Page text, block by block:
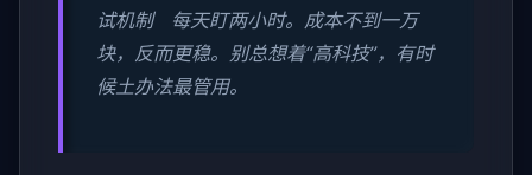
试机制 每天盯两小时。成本不到一万
块，反而更稳。别总想着“高科技”，有时
候土办法最管用。